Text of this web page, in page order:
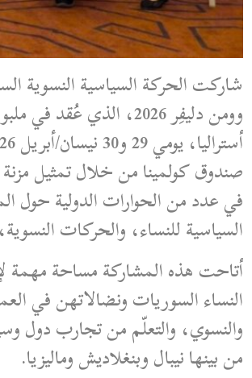
شاركت الحركة السياسية النسوية
وومن دليفِر 2026، الذي عُقد في
صندوق كولمينا من خلال تمثيل مزنة
في عدد من الحوارات الدولية حول
السياسية للنساء، والحركات
أتاحت هذه المشاركة مساحة مهمة
النساء السوريات ونضالاتهن في
والنسوي، والتعلّم من تجارب دول
من بينها نيبال وبنغلاديش وماليزيا.